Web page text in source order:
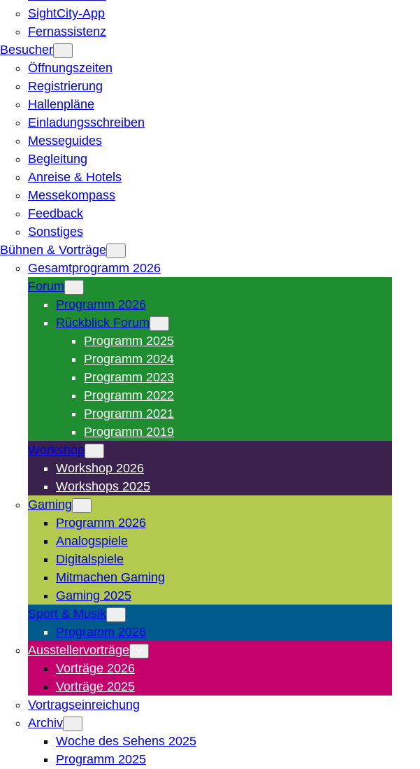
SightCity-App
Fernassistenz
Besucher
Öffnungszeiten
Registrierung
Hallenpläne
Einladungsschreiben
Messeguides
Begleitung
Anreise & Hotels
Messekompass
Feedback
Sonstiges
Bühnen & Vorträge
Gesamtprogramm 2026
Forum
Programm 2026
Rückblick Forum
Programm 2025
Programm 2024
Programm 2023
Programm 2022
Programm 2021
Programm 2019
Workshop
Workshop 2026
Workshops 2025
Gaming
Programm 2026
Analogspiele
Digitalspiele
Mitmachen Gaming
Gaming 2025
Sport & Musik
Programm 2026
Ausstellervorträge
Vorträge 2026
Vorträge 2025
Vortragseinreichung
Archiv
Woche des Sehens 2025
Programm 2025